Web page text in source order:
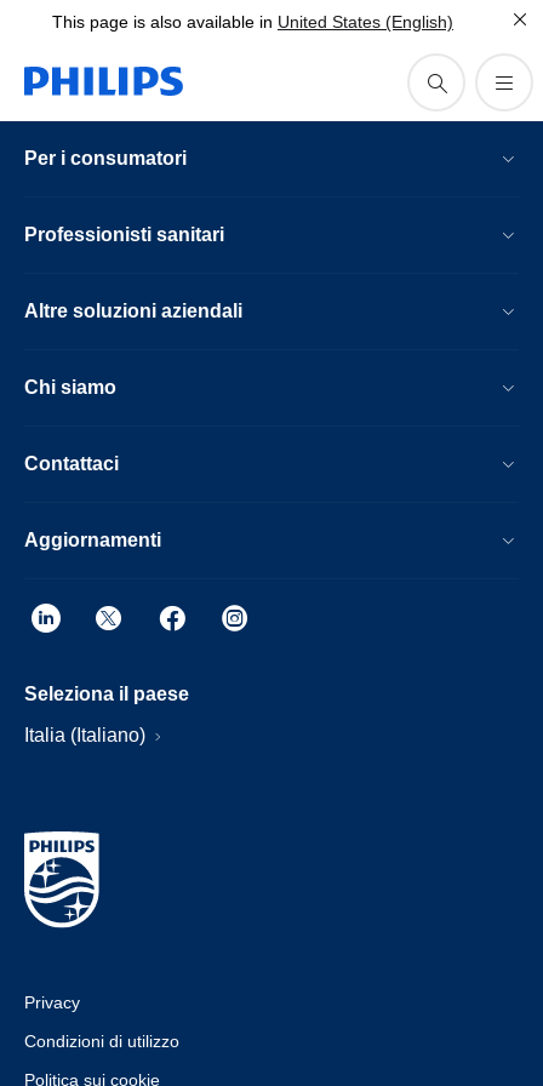
This page is also available in United States (English)
Per i consumatori
Professionisti sanitari
Altre soluzioni aziendali
Chi siamo
Contattaci
Aggiornamenti
Seleziona il paese
Italia (Italiano)
Privacy
Condizioni di utilizzo
Politica sui cookie